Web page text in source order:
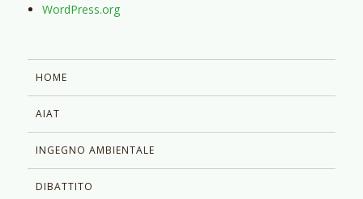
WordPress.org
HOME
AIAT
INGEGNO AMBIENTALE
DIBATTITO